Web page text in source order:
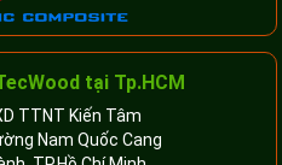
tại Tp.HCM
TTNT Kiến Tâm
Nam Quốc Cang